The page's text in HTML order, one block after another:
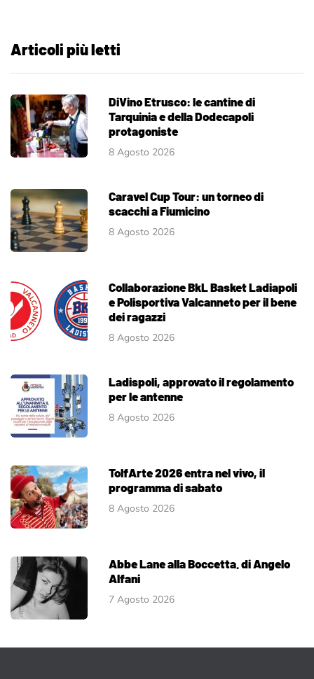
Articoli più letti
DiVino Etrusco: le cantine di
Tarquinia e della Dodecapoli
protagoniste
8 Agosto 2026
Caravel Cup Tour: un torneo di
scacchi a Fiumicino
8 Agosto 2026
Collaborazione BkL Basket Ladiapoli
e Polisportiva Valcanneto per il bene
dei ragazzi
8 Agosto 2026
Ladispoli, approvato il regolamento
per le antenne
8 Agosto 2026
TolfArte 2026 entra nel vivo, il
programma di sabato
8 Agosto 2026
Abbe Lane alla Boccetta. di Angelo
Alfani
7 Agosto 2026